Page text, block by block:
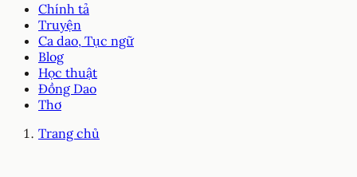
Chính tả
Truyện
Ca dao, Tục ngữ
Blog
Học thuật
Đồng Dao
Thơ
Trang chủ